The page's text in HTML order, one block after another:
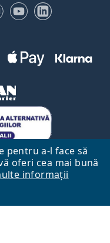
pentru a-l face să
oferi cea mai bună
informații
Instagram
YouTubeLinkedIn
Mai sus